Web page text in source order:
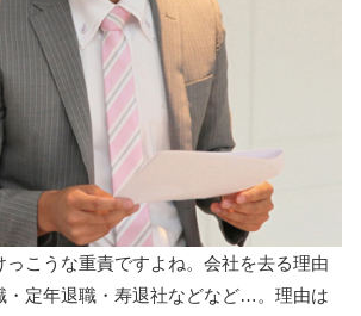
っこうな重責ですよね。会社を去る理由
・定年退職・寿退社などなど…。理由は